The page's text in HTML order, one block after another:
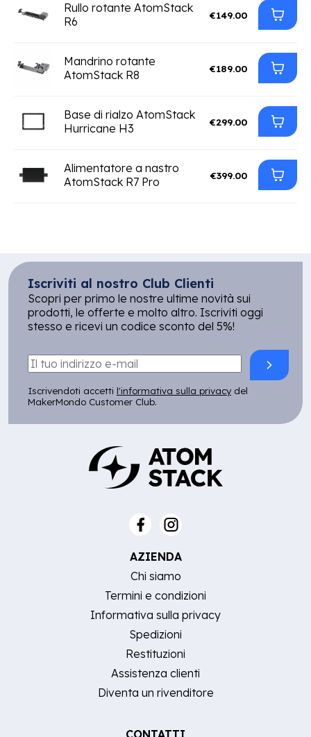
Rullo rotante AtomStack
R6
€149.00
Mandrino rotante
AtomStack R8
€189.00
Base di rialzo AtomStack
Hurricane H3
€299.00
Alimentatore a nastro
AtomStack R7 Pro
€399.00
Iscriviti al nostro Club Clienti
Scopri per primo le nostre ultime novità sui
prodotti, le offerte e molto altro. Iscriviti oggi
stesso e ricevi un codice sconto del 5%!
Iscrivendoti accetti l'informativa sulla privacy del
MakerMondo Customer Club.
AZIENDA
Chi siamo
Termini e condizioni
Informativa sulla privacy
Spedizioni
Restituzioni
Assistenza clienti
Diventa un rivenditore
CONTATTI